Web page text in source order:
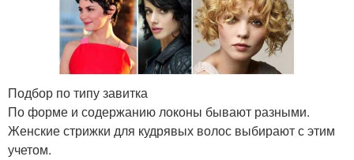
Подбор по типу завитка
По форме и содержанию локоны бывают разными.
Женские стрижки для кудрявых волос выбирают с этим
учетом.